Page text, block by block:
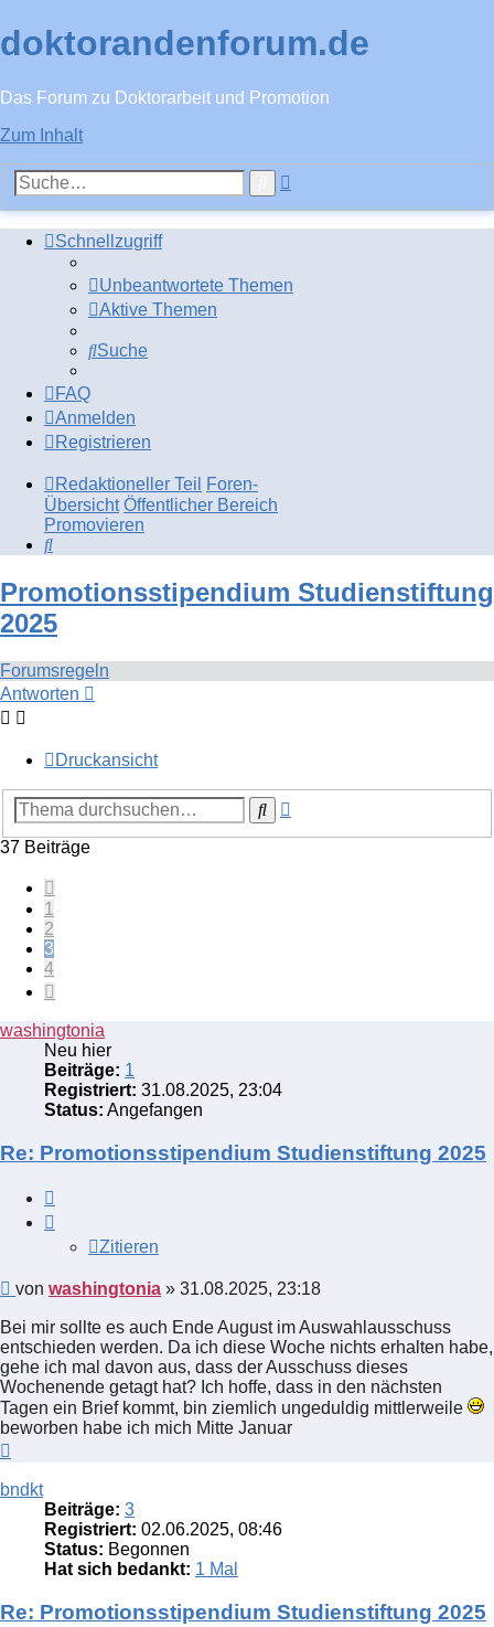
doktorandenforum.de
Das Forum zu Doktorarbeit und Promotion
Zum Inhalt
Suche
Schnellzugriff
Unbeantwortete Themen
Aktive Themen
Suche
FAQ
Anmelden
Registrieren
Redaktioneller Teil
Foren-
Übersicht Öffentlicher Bereich
Promovieren
Suche
Promotionsstipendium Studienstiftung
2025
Forumsregeln
Antworten
Druckansicht
Suche
37 Beiträge
1
2
3
4
washingtonia
Neu hier
Beiträge: 1
Registriert: 31.08.2025, 23:04
Status: Angefangen
Re: Promotionsstipendium Studienstiftung 2025
Zitieren
Beitrag
von washingtonia » 31.08.2025, 23:18
Bei mir sollte es auch Ende August im Auswahlausschuss
entschieden werden. Da ich diese Woche nichts erhalten habe,
gehe ich mal davon aus, dass der Ausschuss dieses
Wochenende getagt hat? Ich hoffe, dass in den nächsten
Tagen ein Brief kommt, bin ziemlich ungeduldig mittlerweile
beworben habe ich mich Mitte Januar
bndkt
Beiträge: 3
Registriert: 02.06.2025, 08:46
Status: Begonnen
Hat sich bedankt: 1 Mal
Re: Promotionsstipendium Studienstiftung 2025